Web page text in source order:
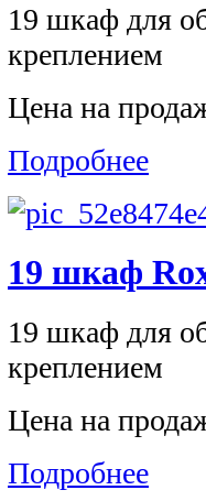
19 шкаф для
креплением
Цена на
Подробнее
19 шкаф
19 шкаф для
креплением
Цена на
Подробнее